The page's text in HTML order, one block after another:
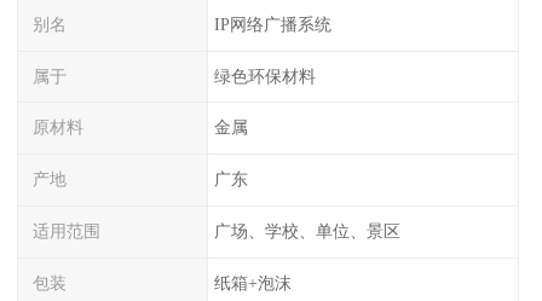
别名 IP网络广播系统
属于 绿色环保材料
原材料 金属
产地 广东
适用范围 广场、学校、单位、景区
包装 纸箱+泡沫